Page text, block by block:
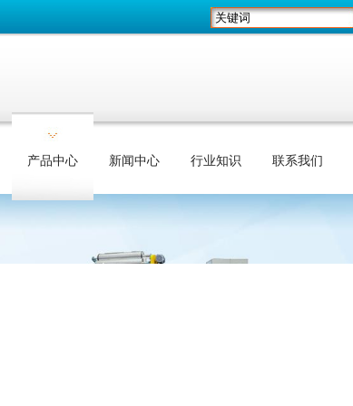
产品中心 新闻中心 行业知识 联系我们